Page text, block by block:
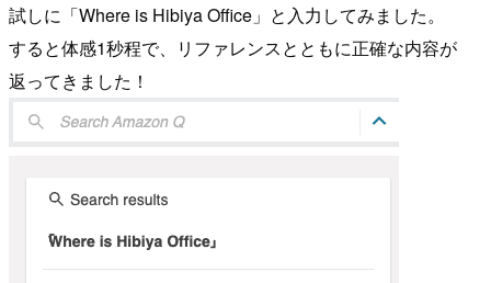
試しに「Where is Hibiya Office」と入力してみました。
すると体感1秒程で、リファレンスとともに正確な内容が
返ってきました！